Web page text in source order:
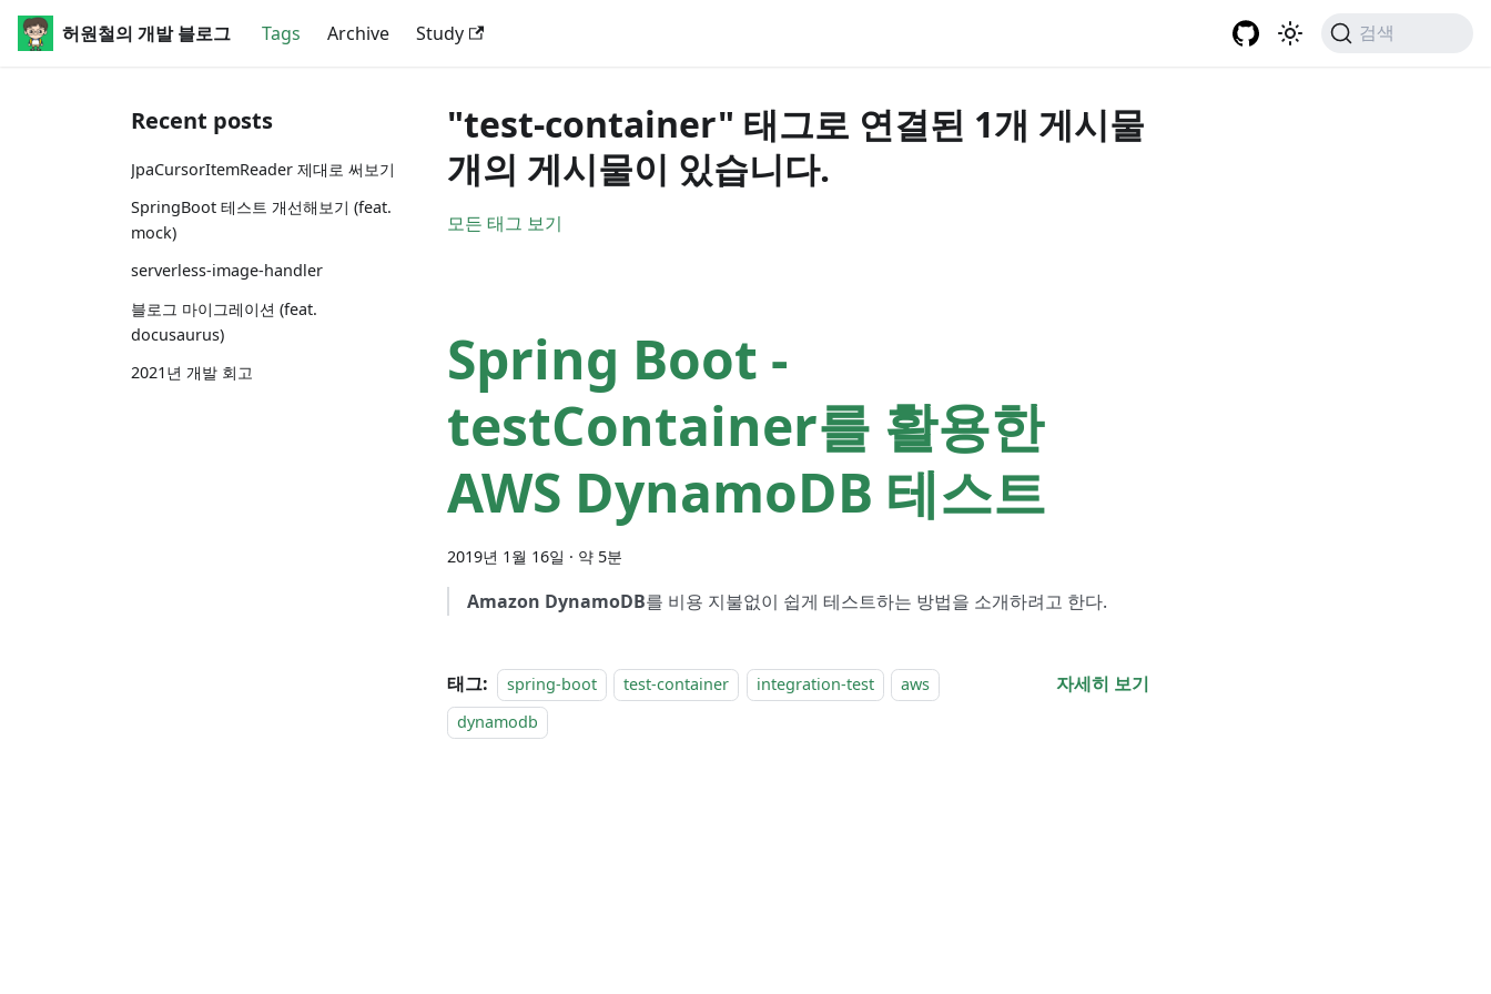
허원철의 개발 블로그 Tags Archive Study 검색
Recent posts
JpaCursorItemReader 제대로 써보기
SpringBoot 테스트 개선해보기 (feat.
mock)
serverless-image-handler
블로그 마이그레이션 (feat.
docusaurus)
2021년 개발 회고
"test-container" 태그로 연결된 1개 게시물
개의 게시물이 있습니다.
모든 태그 보기
Spring Boot -
testContainer를 활용한
AWS DynamoDB 테스트
2019년 1월 16일 · 약 5분
Amazon DynamoDB를 비용 지불없이 쉽게 테스트하는 방법을 소개하려고 한다.
태그: spring-boot test-container integration-test
aws
dynamodb
자세히 보기